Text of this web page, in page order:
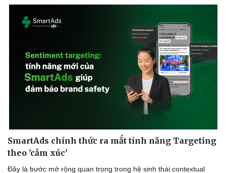
SmartAds chính thức ra mắt tính năng Targeting
theo 'cảm xúc'
Đây là bước mở rộng quan trọng trong hệ sinh thái contextual